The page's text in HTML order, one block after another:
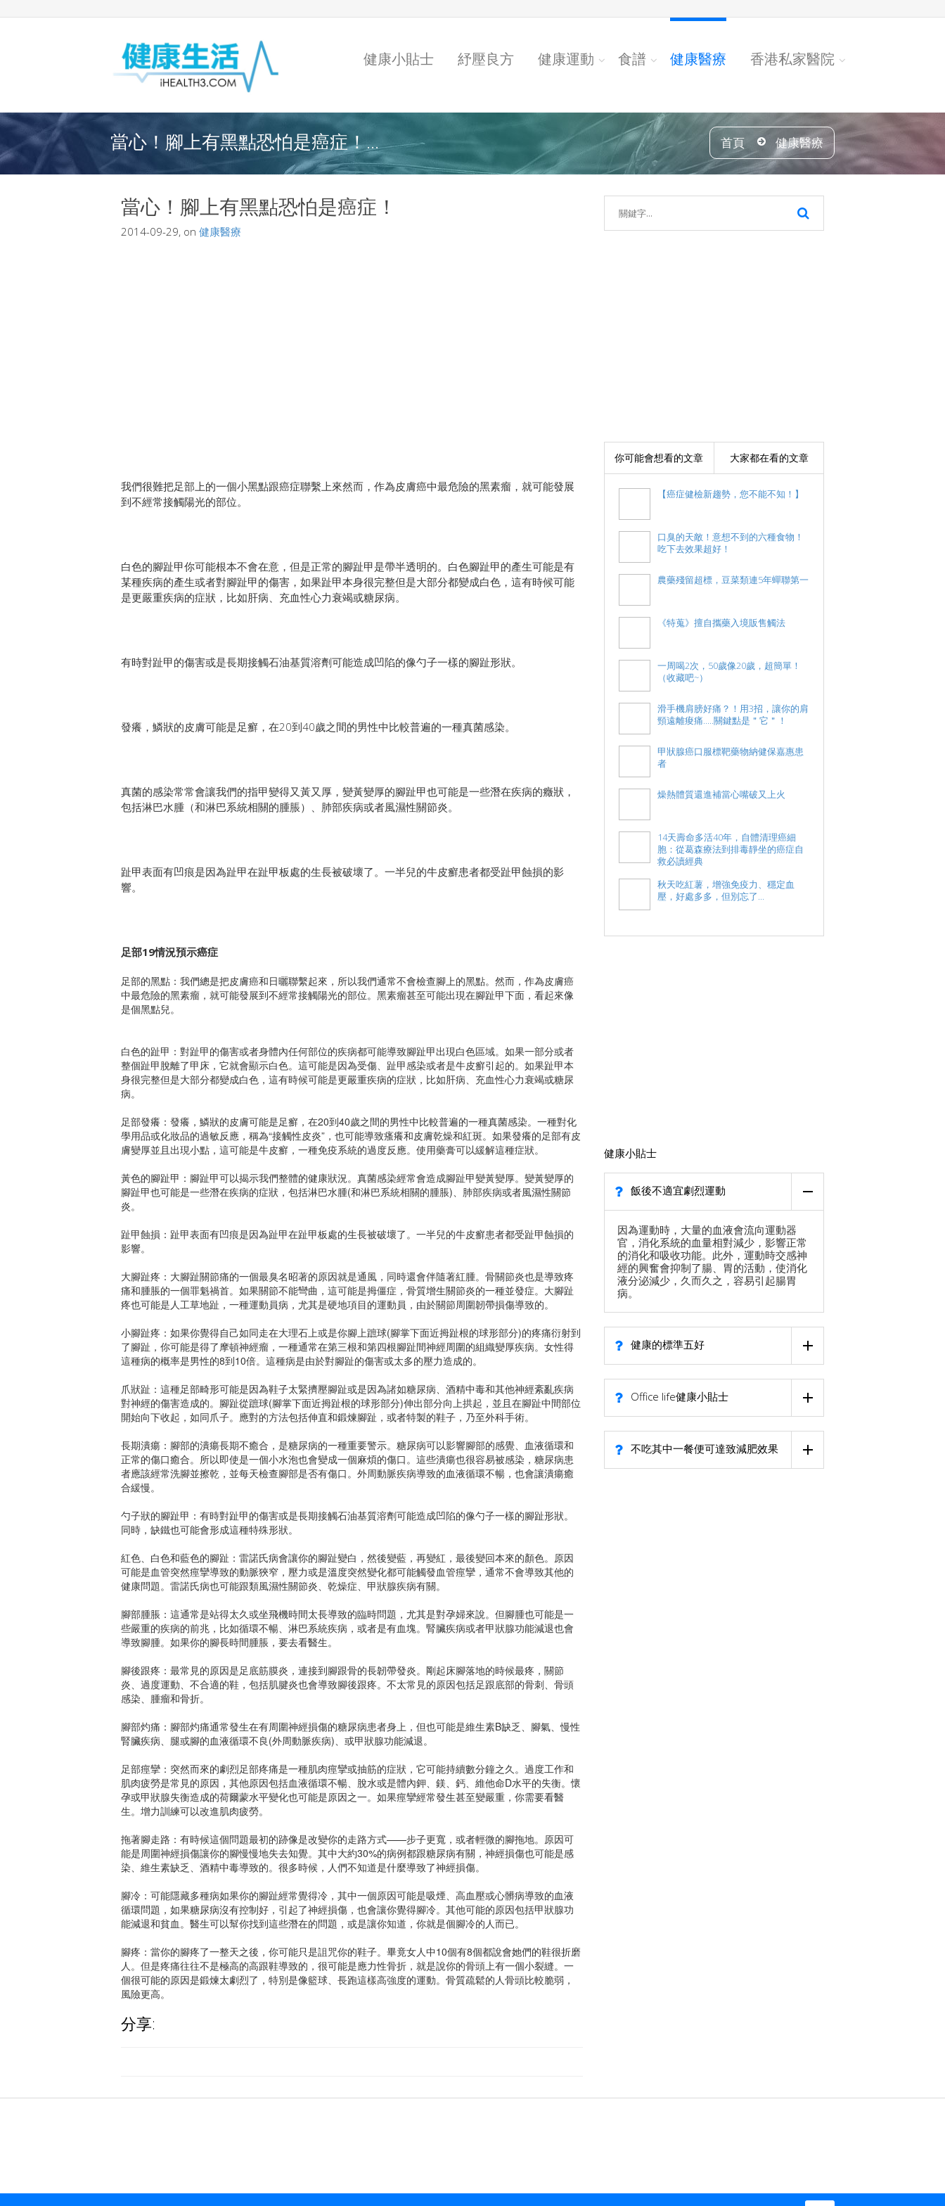
健康小貼士 紓壓良方 健康運動 食譜 健康醫療 香港私家醫院
當心！腳上有黑點恐怕是癌症！... 首頁 健康醫療
當心！腳上有黑點恐怕是癌症！
2014-09-29, on 健康醫療
我們很難把足部上的一個小黑點跟癌症聯繫上來然而，作為皮膚癌中最危險的黑素瘤，就可能發展
到不經常接觸陽光的部位。
白色的腳趾甲你可能根本不會在意，但是正常的腳趾甲是帶半透明的。白色腳趾甲的產生可能是有
某種疾病的產生或者對腳趾甲的傷害，如果趾甲本身很完整但是大部分都變成白色，這有時候可能
是更嚴重疾病的症狀，比如肝病、充血性心力衰竭或糖尿病。
有時對趾甲的傷害或是長期接觸石油基質溶劑可能造成凹陷的像勺子一樣的腳趾形狀。
發癢，鱗狀的皮膚可能是足癬，在20到40歲之間的男性中比較普遍的一種真菌感染。
真菌的感染常常會讓我們的指甲變得又黃又厚，變黃變厚的腳趾甲也可能是一些潛在疾病的癥狀，
包括淋巴水腫（和淋巴系統相關的腫脹）、肺部疾病或者風濕性關節炎。
趾甲表面有凹痕是因為趾甲在趾甲板處的生長被破壞了。一半兒的牛皮癬患者都受趾甲蝕損的影
響。
足部19情況預示癌症
足部的黑點：我們總是把皮膚癌和日曬聯繫起來，所以我們通常不會檢查腳上的黑點。然而，作為皮膚癌
中最危險的黑素瘤，就可能發展到不經常接觸陽光的部位。黑素瘤甚至可能出現在腳趾甲下面，看起來像
是個黑點兒。
白色的趾甲：對趾甲的傷害或者身體內任何部位的疾病都可能導致腳趾甲出現白色區域。如果一部分或者
整個趾甲脫離了甲床，它就會顯示白色。這可能是因為受傷、趾甲感染或者是牛皮癬引起的。如果趾甲本
身很完整但是大部分都變成白色，這有時候可能是更嚴重疾病的症狀，比如肝病、充血性心力衰竭或糖尿
病。
足部發癢：發癢，鱗狀的皮膚可能是足癬，在20到40歲之間的男性中比較普遍的一種真菌感染。一種對化
學用品或化妝品的過敏反應，稱為“接觸性皮炎”，也可能導致瘙癢和皮膚乾燥和紅斑。如果發癢的足部有皮
膚變厚並且出現小點，這可能是牛皮癬，一種免疫系統的過度反應。使用藥膏可以緩解這種症狀。
黃色的腳趾甲：腳趾甲可以揭示我們整體的健康狀況。真菌感染經常會造成腳趾甲變黃變厚。變黃變厚的
腳趾甲也可能是一些潛在疾病的症狀，包括淋巴水腫(和淋巴系統相關的腫脹)、肺部疾病或者風濕性關節
炎。
趾甲蝕損：趾甲表面有凹痕是因為趾甲在趾甲板處的生長被破壞了。一半兒的牛皮癬患者都受趾甲蝕損的
影響。
大腳趾疼：大腳趾關節痛的一個最臭名昭著的原因就是通風，同時還會伴隨著紅腫。骨關節炎也是導致疼
痛和腫脹的一個罪魁禍首。如果關節不能彎曲，這可能是拇僵症，骨質增生關節炎的一種並發症。大腳趾
疼也可能是人工草地趾，一種運動員病，尤其是硬地項目的運動員，由於關節周圍韌帶損傷導致的。
小腳趾疼：如果你覺得自己如同走在大理石上或是你腳上蹠球(腳掌下面近拇趾根的球形部分)的疼痛衍射到
了腳趾，你可能是得了摩頓神經瘤，一種通常在第三根和第四根腳趾間神經周圍的組織變厚疾病。女性得
這種病的概率是男性的8到10倍。這種病是由於對腳趾的傷害或太多的壓力造成的。
爪狀趾：這種足部畸形可能是因為鞋子太緊擠壓腳趾或是因為諸如糖尿病、酒精中毒和其他神經紊亂疾病
對神經的傷害造成的。腳趾從蹠球(腳掌下面近拇趾根的球形部分)伸出部分向上拱起，並且在腳趾中間部位
開始向下收起，如同爪子。應對的方法包括伸直和鍛煉腳趾，或者特製的鞋子，乃至外科手術。
長期潰瘍：腳部的潰瘍長期不癒合，是糖尿病的一種重要警示。糖尿病可以影響腳部的感覺、血液循環和
正常的傷口癒合。所以即使是一個小水泡也會變成一個麻煩的傷口。這些潰瘍也很容易被感染，糖尿病患
者應該經常洗腳並擦乾，並每天檢查腳部是否有傷口。外周動脈疾病導致的血液循環不暢，也會讓潰瘍癒
合緩慢。
勺子狀的腳趾甲：有時對趾甲的傷害或是長期接觸石油基質溶劑可能造成凹陷的像勺子一樣的腳趾形狀。
同時，缺鐵也可能會形成這種特殊形狀。
紅色、白色和藍色的腳趾：雷諾氏病會讓你的腳趾變白，然後變藍，再變紅，最後變回本來的顏色。原因
可能是血管突然痙攣導致的動脈狹窄，壓力或是溫度突然變化都可能觸發血管痙攣，通常不會導致其他的
健康問題。雷諾氏病也可能跟類風濕性關節炎、乾燥症、甲狀腺疾病有關。
腳部腫脹：這通常是站得太久或坐飛機時間太長導致的臨時問題，尤其是對孕婦來說。但腳腫也可能是一
些嚴重的疾病的前兆，比如循環不暢、淋巴系統疾病，或者是有血塊。腎臟疾病或者甲狀腺功能減退也會
導致腳腫。如果你的腳長時間腫脹，要去看醫生。
腳後跟疼：最常見的原因是足底筋膜炎，連接到腳跟骨的長韌帶發炎。剛起床腳落地的時候最疼，關節
炎、過度運動、不合適的鞋，包括肌腱炎也會導致腳後跟疼。不太常見的原因包括足跟底部的骨刺、骨頭
感染、腫瘤和骨折。
腳部灼痛：腳部灼痛通常發生在有周圍神經損傷的糖尿病患者身上，但也可能是維生素B缺乏、腳氣、慢性
腎臟疾病、腿或腳的血液循環不良(外周動脈疾病)、或甲狀腺功能減退。
足部痙攣：突然而來的劇烈足部疼痛是一種肌肉痙攣或抽筋的症狀，它可能持續數分鐘之久。過度工作和
肌肉疲勞是常見的原因，其他原因包括血液循環不暢、脫水或是體內鉀、鎂、鈣、維他命D水平的失衡。懷
孕或甲狀腺失衡造成的荷爾蒙水平變化也可能是原因之一。如果痙攣經常發生甚至變嚴重，你需要看醫
生。增力訓練可以改進肌肉疲勞。
拖著腳走路：有時候這個問題最初的跡像是改變你的走路方式——步子更寬，或者輕微的腳拖地。原因可
能是周圍神經損傷讓你的腳慢慢地失去知覺。其中大約30%的病例都跟糖尿病有關，神經損傷也可能是感
染、維生素缺乏、酒精中毒導致的。很多時候，人們不知道是什麼導致了神經損傷。
腳冷：可能隱藏多種病如果你的腳趾經常覺得冷，其中一個原因可能是吸煙、高血壓或心髒病導致的血液
循環問題，如果糖尿病沒有控制好，引起了神經損傷，也會讓你覺得腳冷。其他可能的原因包括甲狀腺功
能減退和貧血。醫生可以幫你找到這些潛在的問題，或是讓你知道，你就是個腳冷的人而已。
腳疼：當你的腳疼了一整天之後，你可能只是詛咒你的鞋子。畢竟女人中10個有8個都說會她們的鞋很折磨
人。但是疼痛往往不是極高的高跟鞋導致的，很可能是應力性骨折，就是說你的骨頭上有一個小裂縫。一
個很可能的原因是鍛煉太劇烈了，特別是像籃球、長跑這樣高強度的運動。骨質疏鬆的人骨頭比較脆弱，
風險更高。
分享:
你可能會想看的文章 大家都在看的文章
【癌症健檢新趨勢，您不能不知！】
口臭的天敵！意想不到的六種食物！
吃下去效果超好！
農藥殘留超標，豆菜類連5年蟬聯第一
《特蒐》擅自攜藥入境販售觸法
一周喝2次，50歲像20歲，超簡單！
（收藏吧~）
滑手機肩膀好痛？！用3招，讓你的肩
頸遠離痠痛.....關鍵點是＂它＂！
甲狀腺癌口服標靶藥物納健保嘉惠患
者
燥熱體質還進補當心嘴破又上火
14天壽命多活40年，自體清理癌細
胞：從葛森療法到排毒靜坐的癌症自
救必讀經典
秋天吃紅薯，增強免疫力、穩定血
壓，好處多多，但別忘了...
健康小貼士
飯後不適宜劇烈運動
因為運動時，大量的血液會流向運動器
官，消化系統的血量相對減少，影響正常
的消化和吸收功能。此外，運動時交感神
經的興奮會抑制了腸、胃的活動，使消化
液分泌減少，久而久之，容易引起腸胃
病。
健康的標準五好
Office life健康小貼士
不吃其中一餐便可達致減肥效果